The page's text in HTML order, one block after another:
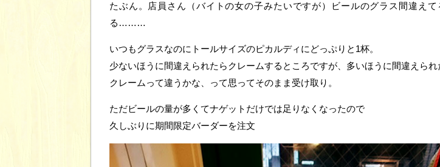
たぶん。店員さん（バイトの女の子みたいですが）ビールのグラス間違えて
る………
いつもグラスなのにトールサイズのピカルディにどっぷりと1杯。
少ないほうに間違えられたらクレームするところですが、多いほうに間違えられ
クレームって違うかな、って思ってそのまま受け取り。
ただビールの量が多くてナゲットだけでは足りなくなったので
久しぶりに期間限定バーダーを注文